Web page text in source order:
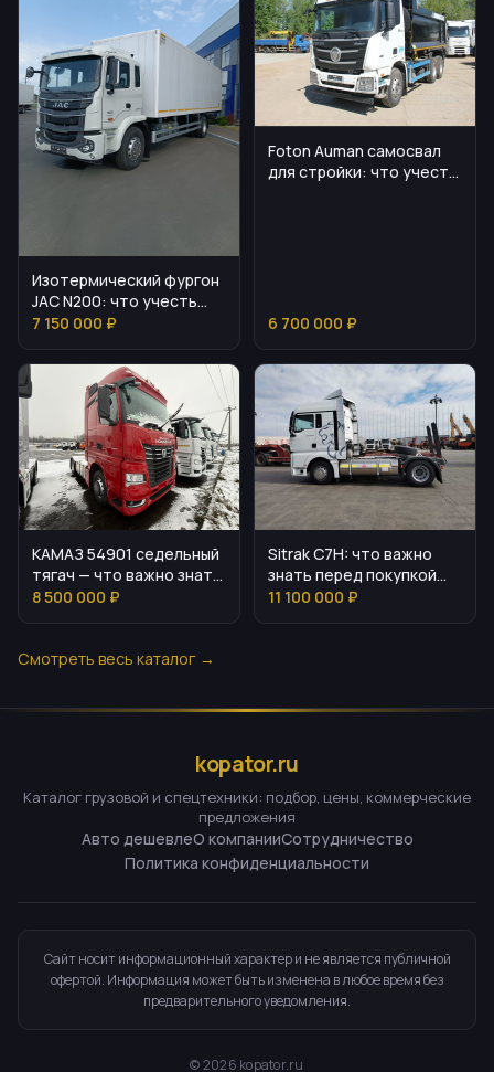
Изотермический фургон
JAC N200: что учесть
перед покупкой
7 150 000 ₽
Foton Auman самосвал
для стройки: что учесть
6 700 000 ₽
КАМАЗ 54901 седельный
тягач — что важно знать
перед покупкой
8 500 000 ₽
Sitrak C7H: что важно
знать перед покупкой
тягача
11 100 000 ₽
Смотреть весь каталог →
kopator.ru
Каталог грузовой и спецтехники: подбор, цены, коммерческие
предложения
Авто дешевлеО компанииСотрудничество
Политика конфиденциальности
Сайт носит информационный характер и не является публичной
офертой. Информация может быть изменена в любое время без
предварительного уведомления.
©2026 kopator.ru